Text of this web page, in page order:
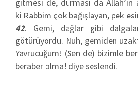
gitmesi de, durması da Allah’ın
ki Rabbim çok bağışlayan, pek
42. Gemi, dağlar gibi
götürüyordu. Nuh, gemiden
Yavrucuğum! (Sen de) bizimle
beraber olma! diye seslendi.